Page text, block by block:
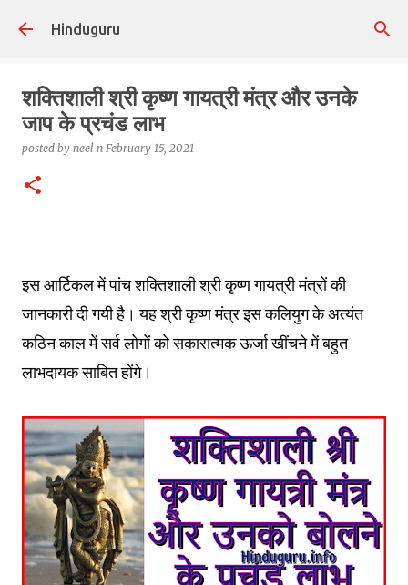
Hinduguru
शक्तिशाली श्री कृष्ण गायत्री मंत्र और उनके
जाप के प्रचंड लाभ
posted by neel n February 15, 2021
इस आर्टिकल में पांच शक्तिशाली श्री कृष्ण गायत्री मंत्रों की
जानकारी दी गयी है। यह श्री कृष्ण मंत्र इस कलियुग के अत्यंत
कठिन काल में सर्व लोगों को सकारात्मक ऊर्जा खींचने में बहुत
लाभदायक साबित होंगे।